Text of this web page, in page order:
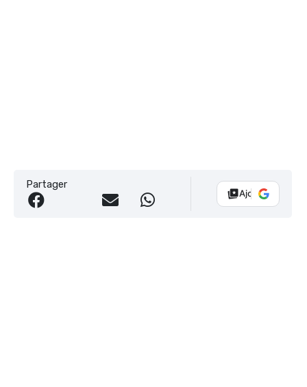
Partager
Ajouter Vélo